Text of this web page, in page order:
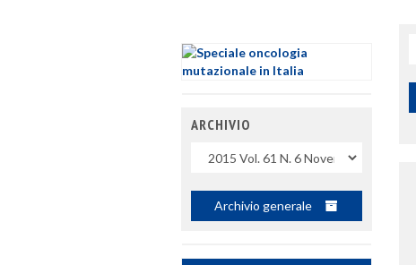
ARCHIVIO
Archivio generale